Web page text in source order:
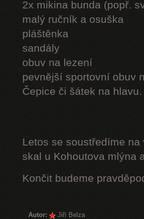
2x mikina bunda (popř.
malý ručník a osuška
pláštěnka
sandály
obuv na lezení
pevnější sportovní obuv
Čepice či šátek na hlavu.
Letos se soustředíme
skal u Kohoutova mlýna
Končit budeme
Autor:
Jiří Belza